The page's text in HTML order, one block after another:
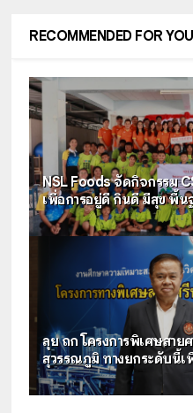
RECOMMENDED FOR YOU
NSL Foods จัดกิจกรรม
เพื่อการอยู่ดี กินดี มีสุข พื้
ลุย ถก โครงการพิเศษสา
สุวรรณภูมิ ทางยกระดับนี้เ